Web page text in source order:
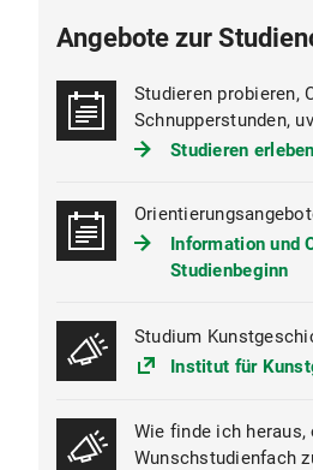
2009 (PDF, 19 KB)
Satzung zur
Prüfungs- und
Ludwig-
Kunstgeschichte
(PDF, 19 KB)
München für den
(PDF, 166 KB)
Angebote zur
Studieren probieren,
Schnupperstunden,
Studieren erleben
Information und
Studienbeginn
Studium
Institut für
Wie finde ich heraus,
Wunschstudienfach